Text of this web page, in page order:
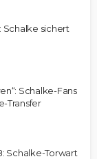
Schalke sichert
Schalke-Fans
Transfer
Schalke-Torwart